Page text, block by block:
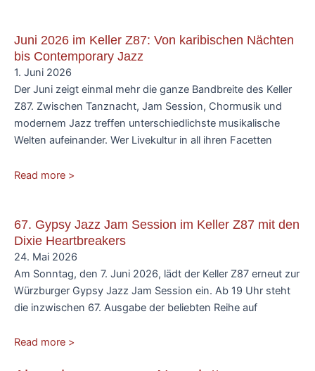
Juni 2026 im Keller Z87: Von karibischen Nächten
bis Contemporary Jazz
1. Juni 2026
Der Juni zeigt einmal mehr die ganze Bandbreite des Keller
Z87. Zwischen Tanznacht, Jam Session, Chormusik und
modernem Jazz treffen unterschiedlichste musikalische
Welten aufeinander. Wer Livekultur in all ihren Facetten
Read more >
67. Gypsy Jazz Jam Session im Keller Z87 mit den
Dixie Heartbreakers
24. Mai 2026
Am Sonntag, den 7. Juni 2026, lädt der Keller Z87 erneut zur
Würzburger Gypsy Jazz Jam Session ein. Ab 19 Uhr steht
die inzwischen 67. Ausgabe der beliebten Reihe auf
Read more >